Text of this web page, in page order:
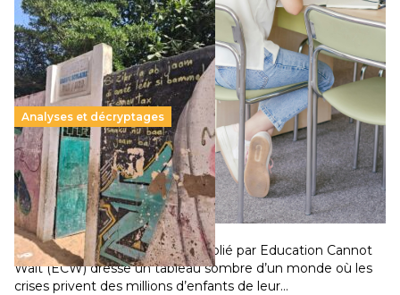
Analyses et décryptages
258 millions d’enfants victimes de la guerre, des
chocs climatiques et des déplacements de
population
11 juillet 2026-National
Un nouveau rapport mondial publié par Education Cannot
Wait (ECW) dresse un tableau sombre d’un monde où les
crises privent des millions d’enfants de leur…